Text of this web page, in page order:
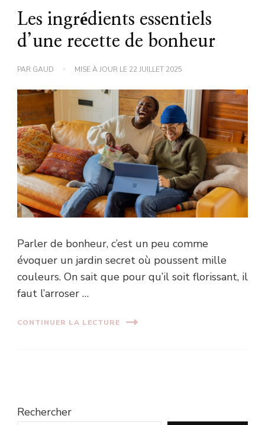
Les ingrédients essentiels
d’une recette de bonheur
PAR GAUD MISE À JOUR LE 22 JUILLET 2025
Parler de bonheur, c’est un peu comme
évoquer un jardin secret où poussent mille
couleurs. On sait que pour qu’il soit florissant, il
faut l’arroser …
CONTINUER LA LECTURE
Rechercher